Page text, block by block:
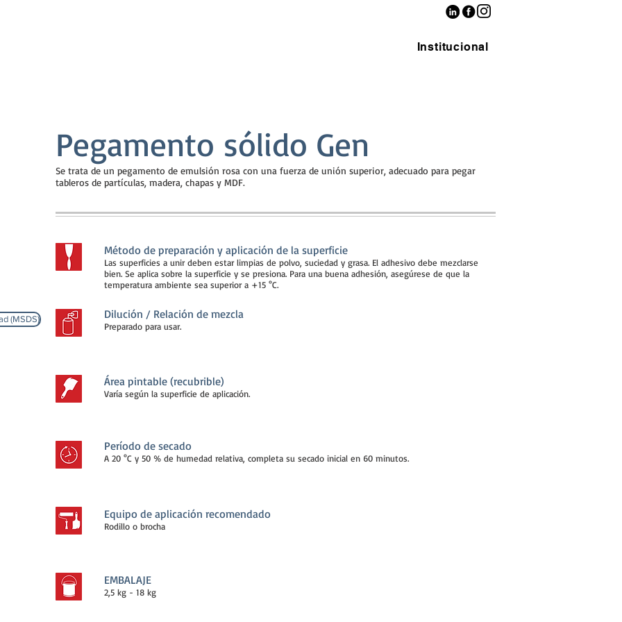
Institucional
(MSDS)
Pegamento sólido Gen
Se trata de un pegamento de emulsión rosa con una fuerza de unión superior, adecuado para pegar
tableros de partículas, madera, chapas y MDF.
Método de preparación y aplicación de la superficie
Las superficies a unir deben estar limpias de polvo, suciedad y grasa. El adhesivo debe mezclarse
bien. Se aplica sobre la superficie y se presiona. Para una buena adhesión, asegúrese de que la
temperatura ambiente sea superior a +15 °C.
Dilución / Relación de mezcla
Preparado para usar.
Área pintable (recubrible)
Varía según la superficie de aplicación.
Período de secado
A 20 °C y 50 % de humedad relativa, completa su secado inicial en 60 minutos.
Equipo de aplicación recomendado
Rodillo o brocha
EMBALAJE
2,5 kg - 18 kg